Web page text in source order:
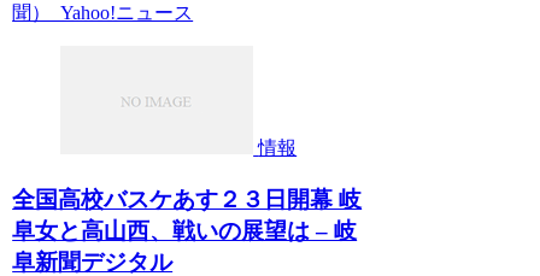
聞） Yahoo!ニュース
情報
全国高校バスケあす２３日開幕 岐
阜女と高山西、戦いの展望は – 岐
阜新聞デジタル